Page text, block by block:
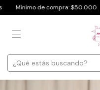
Mínimo de compra: $50.000